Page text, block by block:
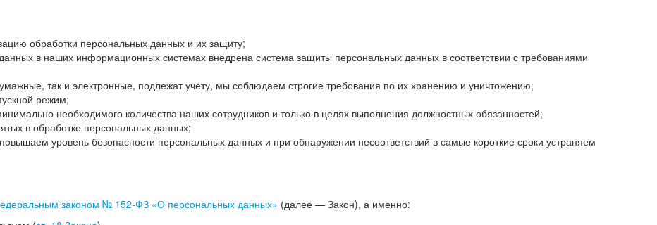
обработки персональных данных и их защиту;
в наших информационных системах внедрена система защиты персональных данных в соответствии с требованиями
так и электронные, подлежат учёту, мы соблюдаем строгие требования по их хранению и уничтожению;
режим;
необходимого количества наших сотрудников и только в целях выполнения должностных обязанностей;
в обработке персональных данных;
уровень безопасности персональных данных и при обнаружении несоответствий в самые короткие сроки устраняем
законом № 152-ФЗ «О персональных данных» (далее — Закон), а именно: